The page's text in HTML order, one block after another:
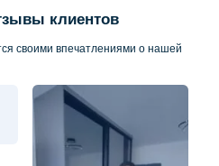
клиентов
своими впечатлениями о нашей